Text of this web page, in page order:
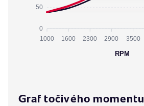
50
0
1000 1600 2300 2900 3500
RPM
Graf točivého momentu